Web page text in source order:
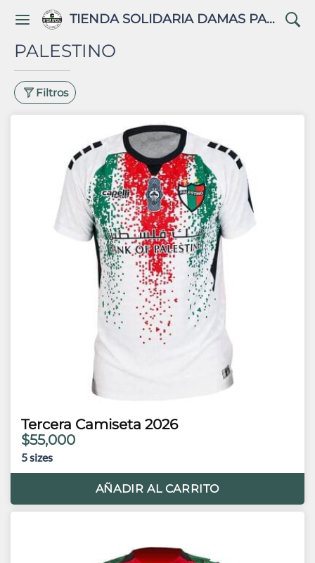
TIENDA SOLIDARIA DAMAS PALESTINAS
PALESTINO
Filtros
Tercera Camiseta 2026
$55,000
5sizes
AÑADIR AL CARRITO